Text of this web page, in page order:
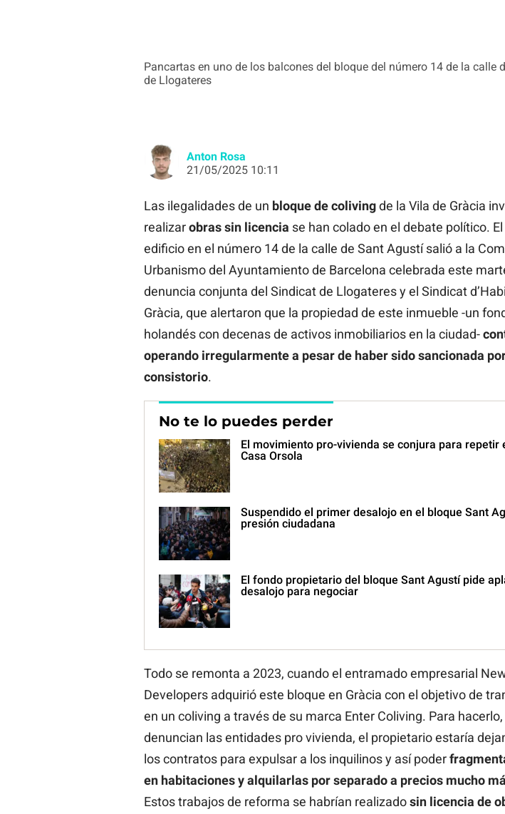
Pancartas en uno de los balcones del bloque del número 14 de la
de Llogateres
Anton Rosa
21/05/2025 10:11
Las ilegalidades de un bloque de colivingde la Vila de Gràcia
realizarobras sin licencia se han colado en el debate político.
edificio en el número 14 de la calle de Sant Agustí salió a la
Urbanismo del Ayuntamiento de Barcelona celebrada este
denuncia conjunta del Sindicat de Llogateres y el Sindicat
Gràcia, que alertaron que la propiedad de este inmueble -un
holandés con decenas de activos inmobiliarios en la ciudad-
operando irregularmente a pesar de haber sido sancionada
consistorio.
No te lo puedes perder
El movimiento pro-vivienda se conjura para repetir
Casa Orsola
Suspendido el primer desalojo en el bloque Sant
presión ciudadana
El fondo propietario del bloque Sant Agustí pide
desalojo para negociar
Todo se remonta a 2023, cuando el entramado empresarial
Developers adquirió este bloque en Gràcia con el objetivo de
en un coliving a través de su marca Enter Coliving. Para
denuncian las entidades pro vivienda, el propietario estaría
los contratos para expulsar a los inquilinos y así poder
en habitaciones y alquilarlas por separado a precios mucho
Estos trabajos de reforma se habrían realizadosin licencia de